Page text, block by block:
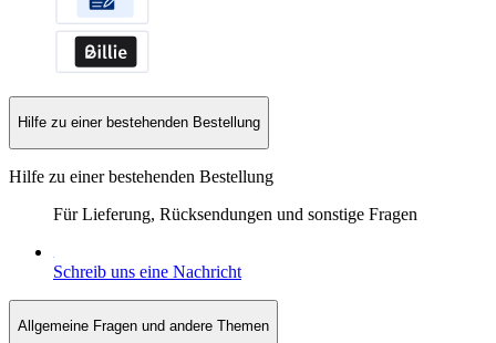
Hilfe zu einer bestehenden Bestellung
Hilfe zu einer bestehenden Bestellung
Für Lieferung, Rücksendungen und sonstige Fragen
Schreib uns eine Nachricht
Allgemeine Fragen und andere Themen